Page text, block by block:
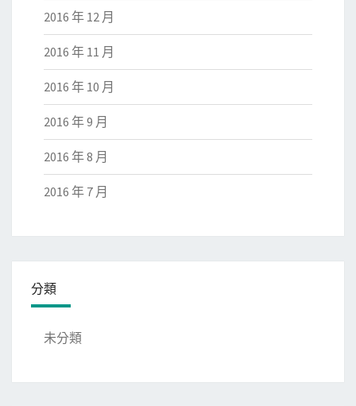
2016 年 12 月
2016 年 11 月
2016 年 10 月
2016 年 9 月
2016 年 8 月
2016 年 7 月
分類
未分類